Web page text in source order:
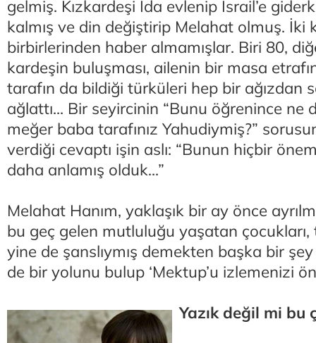
gelmiş. Kızkardeşi Ida evlenip İsrail’e
kalmış ve din değiştirip Melahat olmuş. İki
birbirlerinden haber almamışlar. Biri 80,
kardeşin buluşması, ailenin bir masa
tarafın da bildiği türküleri hep bir ağızdan
ağlattı... Bir seyircinin “Bunu öğrenince ne
meğer baba tarafınız Yahudiymiş?”
verdiği cevaptı işin aslı: “Bunun hiçbir
daha anlamış olduk...”
Melahat Hanım, yaklaşık bir ay önce
bu geç gelen mutluluğu yaşatan çocukları,
yine de şanslıymış demekten başka bir
de bir yolunu bulup ‘Mektup’u izlemenizi
Yazık değil mi bu